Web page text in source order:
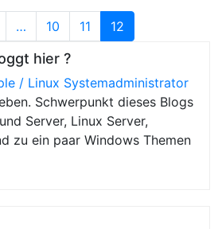
… 10 11 12
hier ?
/ Linux Systemadministrator
Schwerpunkt dieses Blogs
Server, Linux Server,
zu ein paar Windows Themen